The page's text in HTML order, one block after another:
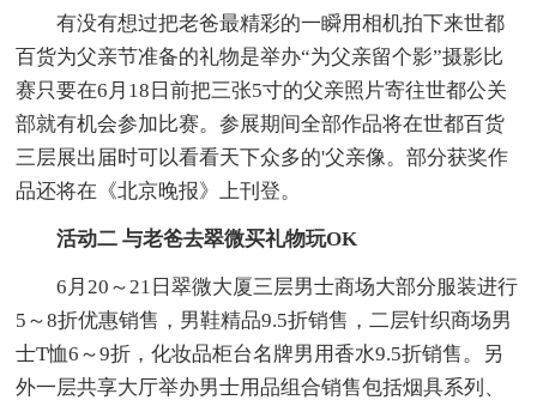
有没有想过把老爸最精彩的一瞬用相机拍下来世都
百货为父亲节准备的礼物是举办“为父亲留个影”摄影比
赛只要在6月18日前把三张5寸的父亲照片寄往世都公关
部就有机会参加比赛。参展期间全部作品将在世都百货
三层展出届时可以看看天下众多的'父亲像。部分获奖作
品还将在《北京晚报》上刊登。
活动二 与老爸去翠微买礼物玩OK
6月20～21日翠微大厦三层男士商场大部分服装进行
5～8折优惠销售，男鞋精品9.5折销售，二层针织商场男
士T恤6～9折，化妆品柜台名牌男用香水9.5折销售。另
外一层共享大厅举办男士用品组合销售包括烟具系列、